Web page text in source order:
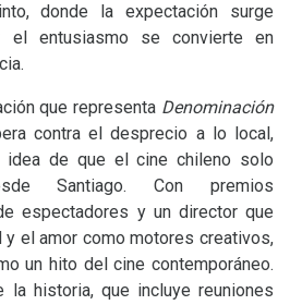
donde la expectación surge
entusiasmo se convierte en
que representa Denominación
contra el desprecio a lo local,
idea de que el cine chileno solo
Santiago. Con premios
espectadores y un director que
el amor como motores creativos,
un hito del cine contemporáneo.
la historia, que incluye reuniones